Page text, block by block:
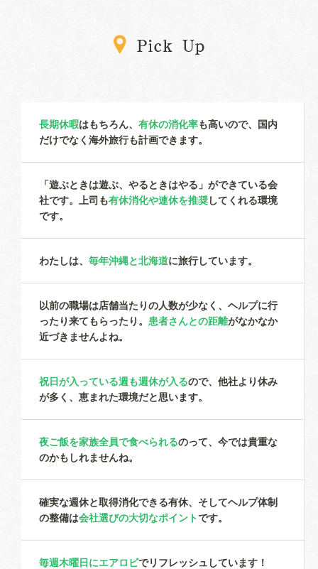
長期休暇はもちろん、有休の消化率も高いので、国内
だけでなく海外旅行も計画できます。
「遊ぶときは遊ぶ、やるときはやる」ができている会
社です。上司も有休消化や連休を推奨してくれる環境
です。
わたしは、毎年沖縄と北海道に旅行しています。
以前の職場は店舗当たりの人数が少なく、ヘルプに行
ったり来てもらったり。 患者さんとの距離がなかなか
近づきませんよね。
祝日が入っている週も週休が入るので、他社より休み
が多く、恵まれた環境だと思います。
夜ご飯を家族全員で食べられるのって、今では貴重な
のかもしれませんね。
確実な週休と取得消化できる有休、そしてヘルプ体制
の整備は会社選びの大切なポイントです。
毎週木曜日にエアロビでリフレッシュしています！